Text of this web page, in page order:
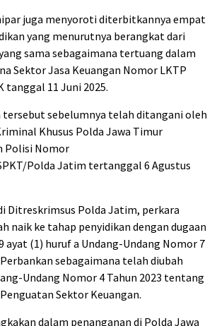
juga menyoroti diterbitkannya empat
yang menurutnya berangkat dari
sama sebagaimana tertuang dalam
Sektor Jasa Keuangan Nomor LKTP
tanggal 11 Juni 2025.
tersebut sebelumnya telah ditangani oleh
Khusus Polda Jawa Timur
Polisi Nomor
Polda Jatim tertanggal 6 Agustus
Ditreskrimsus Polda Jatim, perkara
naik ke tahap penyidikan dengan dugaan
ayat (1) huruf a Undang-Undang Nomor 7
sebagaimana telah diubah
Undang Nomor 4 Tahun 2023 tentang
Sektor Keuangan.
dalam penanganan di Polda Jawa